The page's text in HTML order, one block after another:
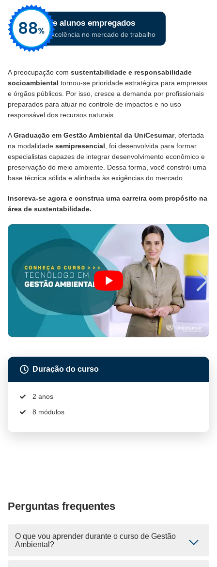
A preocupação com sustentabilidade e responsabilidade
socioambiental tornou-se prioridade estratégica para empresas
e órgãos públicos. Por isso, cresce a demanda por profissionais
preparados para atuar no controle de impactos e no uso
responsável dos recursos naturais.
AGraduação em Gestão Ambiental da UniCesumar, ofertada
na modalidade semipresencial , foi desenvolvida para formar
especialistas capazes de integrar desenvolvimento econômico e
preservação do meio ambiente. Dessa forma, você constrói uma
base técnica sólida e alinhada às exigências do mercado.
Inscreva-se agora e construa uma carreira com propósito na
área de sustentabilidade.
Duração do curso
2 anos
8 módulos
Perguntas frequentes
O que vou aprender durante o curso de Gestão
Ambiental?